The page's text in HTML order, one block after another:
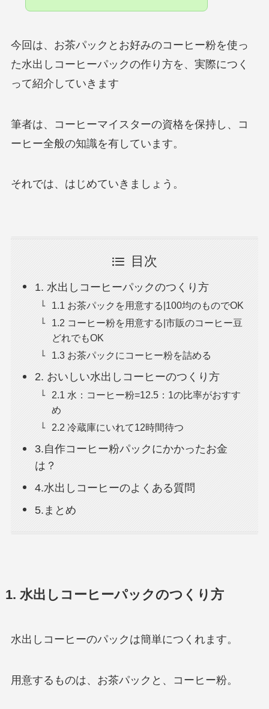
今回は、お茶パックとお好みのコーヒー粉を使っ
た水出しコーヒーパックの作り方を、実際につく
って紹介していきます
筆者は、コーヒーマイスターの資格を保持し、コ
ーヒー全般の知識を有しています。
それでは、はじめていきましょう。
目次
1. 水出しコーヒーパックのつくり方
1.1 お茶パックを用意する|100均のものでOK
1.2 コーヒー粉を用意する|市販のコーヒー豆
どれでもOK
1.3 お茶パックにコーヒー粉を詰める
2. おいしい水出しコーヒーのつくり方
2.1 水：コーヒー粉=12.5：1の比率がおすす
め
2.2 冷蔵庫にいれて12時間待つ
3.自作コーヒー粉パックにかかったお金
は？
4.水出しコーヒーのよくある質問
5.まとめ
1. 水出しコーヒーパックのつくり方
水出しコーヒーのパックは簡単につくれます。
用意するものは、お茶パックと、コーヒー粉。